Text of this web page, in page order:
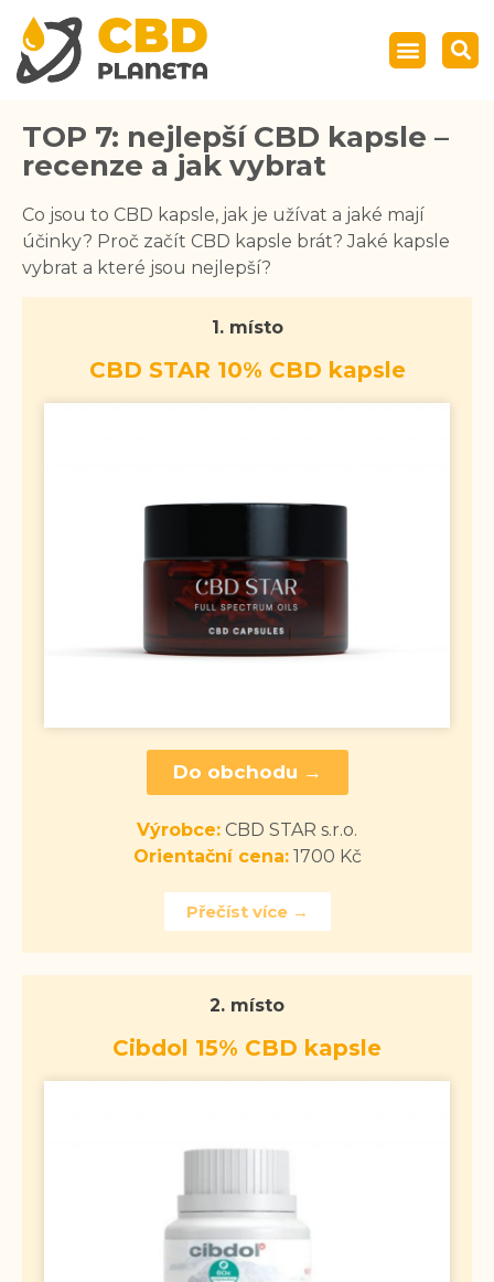
TOP 7: nejlepší CBD kapsle –
recenze a jak vybrat
Co jsou to CBD kapsle, jak je užívat a jaké mají
účinky? Proč začít CBD kapsle brát? Jaké kapsle
vybrat a které jsou nejlepší?
1. místo
CBD STAR 10% CBD kapsle
Do obchodu →
Výrobce: CBD STAR s.r.o.
Orientační cena:1700 Kč
Přečíst více →
2. místo
Cibdol 15% CBD kapsle